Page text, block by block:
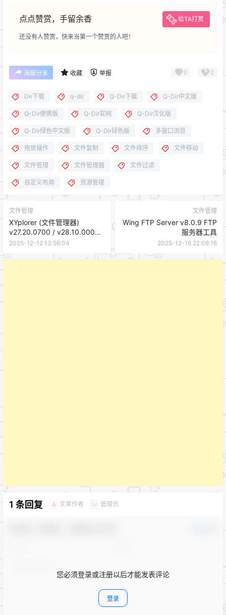
点点赞赏，手留余香 给TA打赏
还没有人赞赏，快来当第一个赞赏的人吧！
海报分享 收藏 举报 0 0
Dir下载 q-dir Q-Dir下载 Q-Dir中文版
Q-Dir便携版 Q-Dir官网 Q-Dir汉化版
Q-Dir绿色中文版 Q-Dir绿色版 多窗口浏览
拖放操作 文件复制 文件排序 文件移动
文件管理 文件管理器 文件过滤
自定义布局 资源管理
文件管理
XYplorer (文件管理器)
v27.20.0700 / v28.10.0000
便携版
2025-12-12 13:56:04
文件管理
Wing FTP Server v8.0.9 FTP
服务器工具
2025-12-16 22:06:16
1 条回复 A 文章作者 M 管理员
您必须登录或注册以后才能发表评论
登录